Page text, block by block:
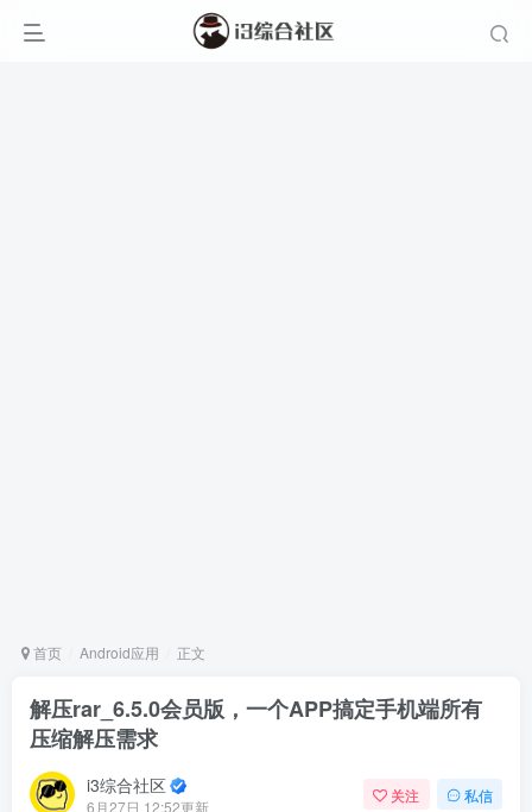
首页 Android应用 正文
解压rar_6.5.0会员版，一个APP搞定手机端所有
压缩解压需求
i3综合社区
6月27日 12:52更新
关注 私信